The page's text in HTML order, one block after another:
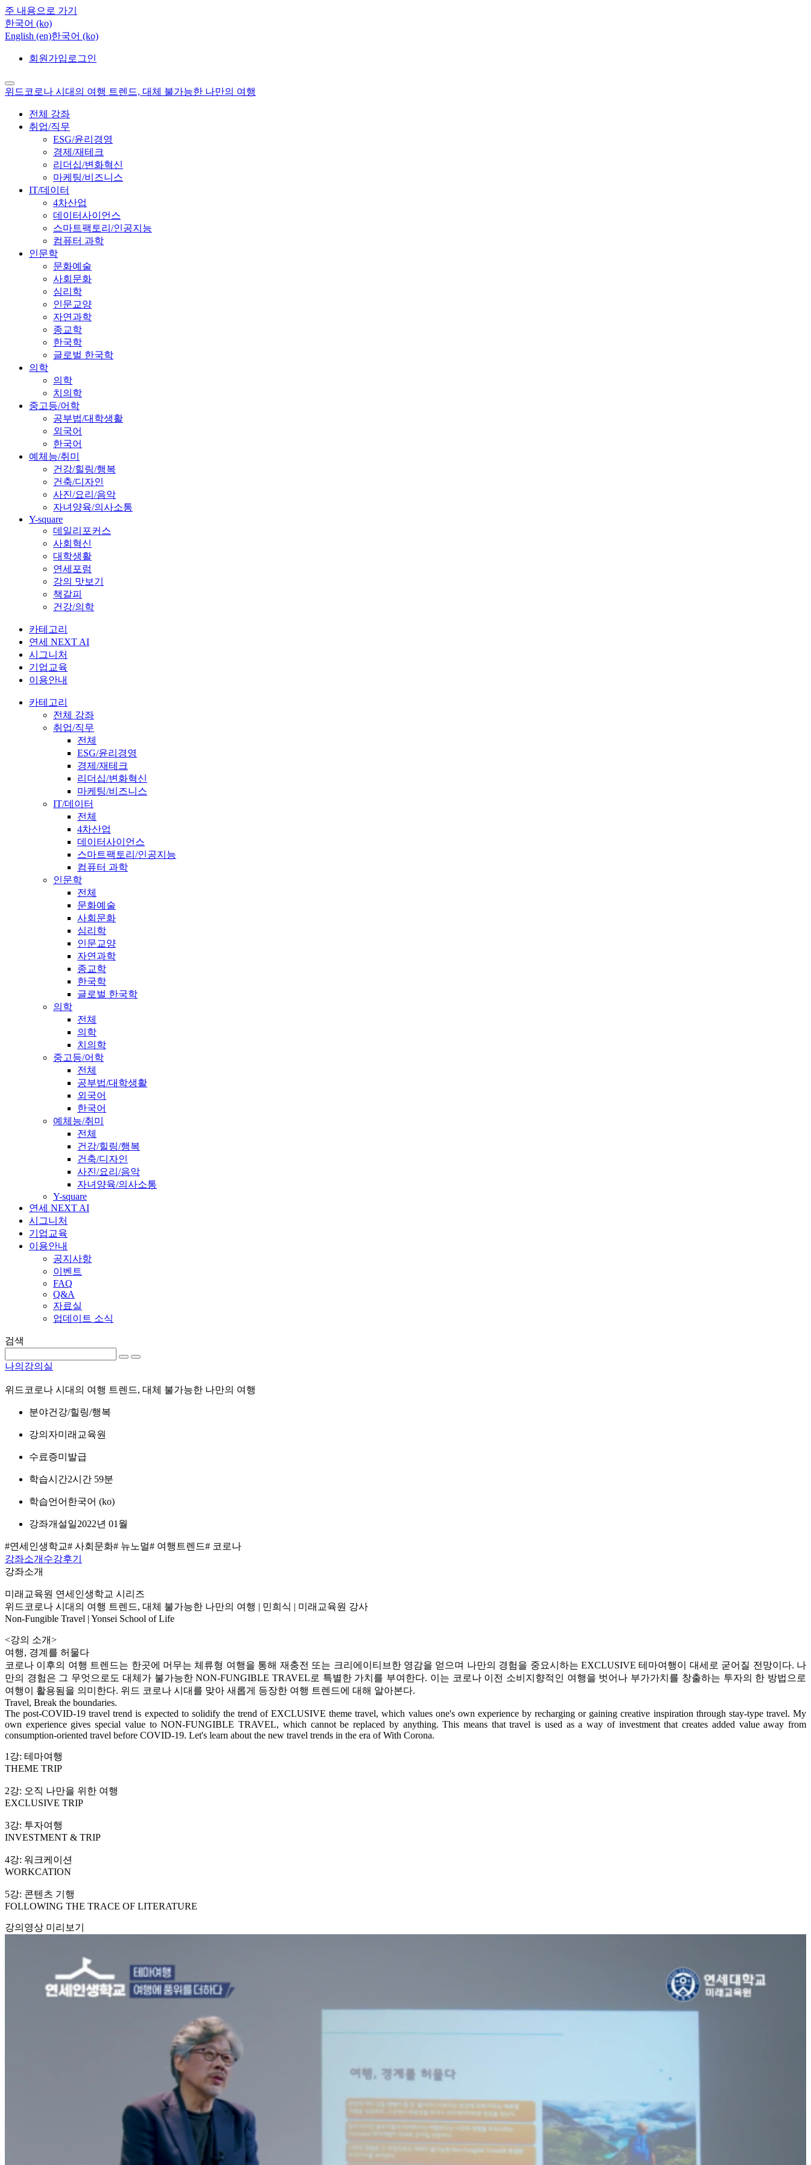
주 내용으로 가기
한국어 ‎(ko)‎
English ‎(en)‎한국어 ‎(ko)‎
회원가입 로그인
위드코로나 시대의 여행 트렌드, 대체 불가능한 나만의 여행
전체 강좌
취업/직무
ESG/윤리경영
경제/재테크
리더십/변화혁신
마케팅/비즈니스
IT/데이터
4차산업
데이터사이언스
스마트팩토리/인공지능
컴퓨터 과학
인문학
문화예술
사회문화
심리학
인문교양
자연과학
종교학
한국학
글로벌 한국학
의학
의학
치의학
중고등/어학
공부법/대학생활
외국어
한국어
예체능/취미
건강/힐링/행복
건축/디자인
사진/요리/음악
자녀양육/의사소통
Y-square
데일리포커스
사회혁신
대학생활
연세포럼
강의 맛보기
책갈피
건강/의학
카테고리
연세 NEXT AI
시그니처
기업교육
이용안내
카테고리
전체 강좌
취업/직무
전체
ESG/윤리경영
경제/재테크
리더십/변화혁신
마케팅/비즈니스
IT/데이터
전체
4차산업
데이터사이언스
스마트팩토리/인공지능
컴퓨터 과학
인문학
전체
문화예술
사회문화
심리학
인문교양
자연과학
종교학
한국학
글로벌 한국학
의학
전체
의학
치의학
중고등/어학
전체
공부법/대학생활
외국어
한국어
예체능/취미
전체
건강/힐링/행복
건축/디자인
사진/요리/음악
자녀양육/의사소통
Y-square
연세 NEXT AI
시그니처
기업교육
이용안내
공지사항
이벤트
FAQ
Q&A
자료실
업데이트 소식
검색
나의강의실
위드코로나 시대의 여행 트렌드, 대체 불가능한 나만의 여행
분야건강/힐링/행복
강의자미래교육원
수료증미발급
학습시간2시간 59분
학습언어 한국어 ‎(ko)‎
강좌개설일2022년 01월
#연세인생학교# 사회문화# 뉴노멀# 여행트렌드# 코로나
강좌소개 수강후기
강좌소개
미래교육원 연세인생학교 시리즈
위드코로나 시대의 여행 트렌드, 대체 불가능한 나만의 여행 | 민희식 | 미래교육원 강사
Non-Fungible Travel | Yonsei School of Life
<강의 소개>
여행, 경계를 허물다
코로나 이후의 여행 트렌드는 한곳에 머무는 체류형 여행을 통해 재충전 또는 크리에이티브한 영감을 얻으며 나만의 경험을 중요시하는 EXCLUSIVE 테마여행이 대세로 굳어질 전망이다. 나
만의 경험은 그 무엇으로도 대체가 불가능한 NON-FUNGIBLE TRAVEL로 특별한 가치를 부여한다. 이는 코로나 이전 소비지향적인 여행을 벗어나 부가가치를 창출하는 투자의 한 방법으로
여행이 활용됨을 의미한다. 위드 코로나 시대를 맞아 새롭게 등장한 여행 트렌드에 대해 알아본다.
Travel, Break the boundaries.
The post-COVID-19 travel trend is expected to solidify the trend of EXCLUSIVE theme travel, which values one's own experience by recharging or gaining creative inspiration through stay-type travel. My
own experience gives special value to NON-FUNGIBLE TRAVEL, which cannot be replaced by anything. This means that travel is used as a way of investment that creates added value away from
consumption-oriented travel before COVID-19. Let's learn about the new travel trends in the era of With Corona.
1강: 테마여행
THEME TRIP
2강: 오직 나만을 위한 여행
EXCLUSIVE TRIP
3강: 투자여행
INVESTMENT & TRIP
4강: 워크케이션
WORKCATION
5강: 콘텐츠 기행
FOLLOWING THE TRACE OF LITERATURE
강의영상 미리보기